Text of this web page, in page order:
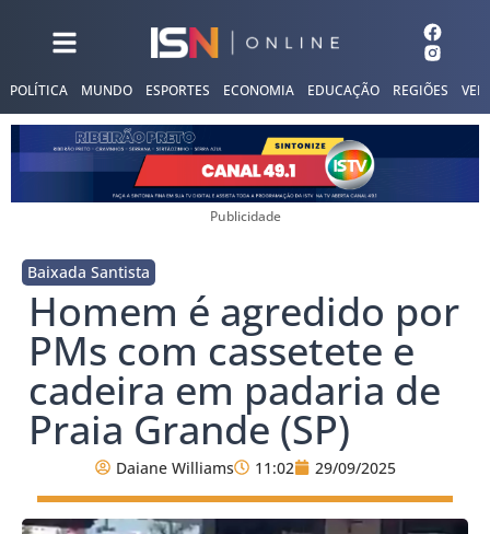
POLÍTICA MUNDO ESPORTES ECONOMIA EDUCAÇÃO REGIÕES
Publicidade
Baixada Santista
Homem é agredido por
PMs com cassetete e
cadeira em padaria de
Praia Grande (SP)
Daiane Williams 11:02 29/09/2025